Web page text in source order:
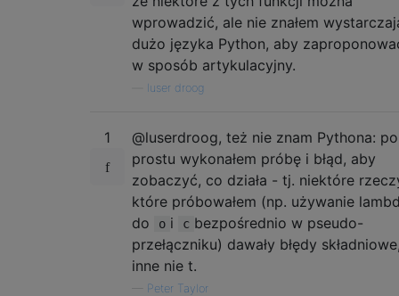
wprowadzić, ale nie znałem
dużo języka Python, aby
w sposób artykulacyjny.
luser droog
1
@luserdroog, też nie znam Pythona: po
prostu wykonałem próbę i błąd, aby
zobaczyć, co działa - tj. niektóre
które próbowałem (np. używanie
do
o i c bezpośrednio w pseudo-
przełączniku) dawały błędy
inne nie t.
Peter Taylor